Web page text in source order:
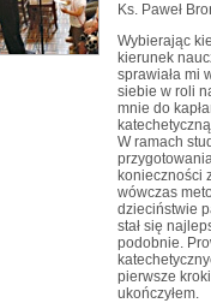
Ks. Paweł
Wybierając
kierunek
sprawiała mi
siebie w roli
mnie do
W ramach
konieczności
wówczas
dzieciństwie
stał się
podobnie.
pierwsze
ukończyłem.